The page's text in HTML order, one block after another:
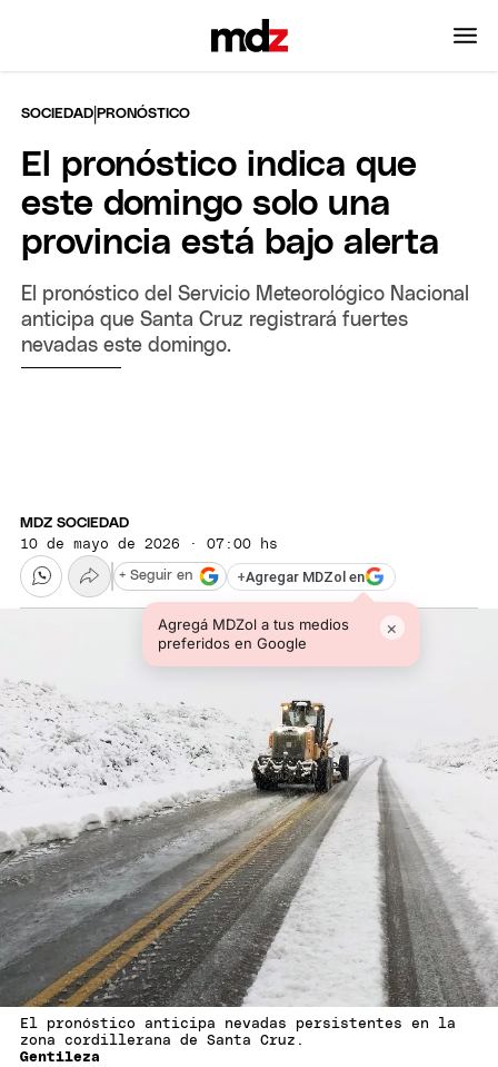
SOCIEDAD |PRONÓSTICO
El pronóstico indica que
este domingo solo una
provincia está bajo alerta
El pronóstico del Servicio Meteorológico Nacional
anticipa que Santa Cruz registrará fuertes
nevadas este domingo.
MDZ SOCIEDAD
10 de mayo de 2026 · 07:00 hs
+Agregar MDZol en
Agregá MDZol a tus medios
preferidos en Google
×
+ Seguir en
El pronóstico anticipa nevadas persistentes en la
zona cordillerana de Santa Cruz.
Gentileza